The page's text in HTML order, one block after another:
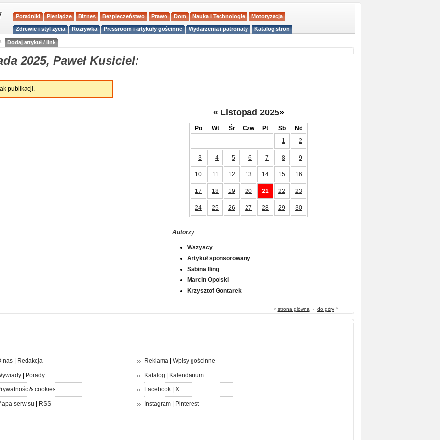
Poradniki Pieniądze Biznes Bezpieczeństwo Prawo Dom Nauka i Technologie Motoryzacja
Zdrowie i styl życia Rozrywka Pressroom i artykuły gościnne Wydarzenia i patronaty Katalog stron
Dodaj artykuł / link
2025, Paweł Kusiciel:
publikacji.
« Listopad 2025»
Po Wt Śr Czw Pt Sb
Nd
1
2
3 4 5 6 7 8 9
10 11 12 13 14 15 16
17 18 19 20 21 22 23
24 25 26 27 28 29 30
Autorzy
Wszyscy
Artykuł sponsorowany
Sabina Iling
Marcin Opolski
Krzysztof Gontarek
« strona główna - do góry^
nas| Redakcja
| Porady
& cookies
serwisu RSS
Reklama| Wpisy gościnne
Katalog Kalendarium
Facebook| X
Instagram| Pinterest